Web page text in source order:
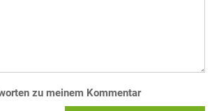
zu meinem Kommentar